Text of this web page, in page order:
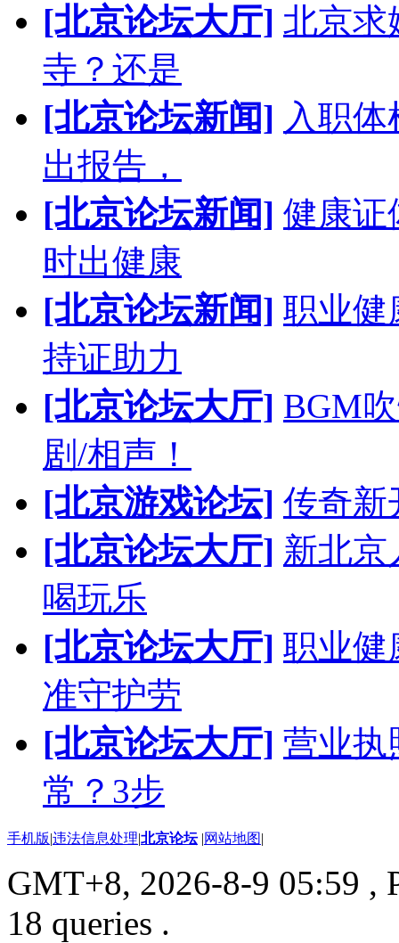
[北京论坛大厅] 北京求
寺？还是
[北京论坛新闻] 入职
出报告，
[北京论坛新闻] 健康证
时出健康
[北京论坛新闻] 职业健
持证助力
[北京论坛大厅] BGM
剧/相声！
[北京游戏论坛] 传奇新
[北京论坛大厅] 新北京
喝玩乐
[北京论坛大厅] 职业健
准守护劳
[北京论坛大厅] 营业执
常？3步
手机版|违法信息处理|北京论坛 |网站地图|
GMT+8, 2026-8-9 05:59 ,
18 queries .